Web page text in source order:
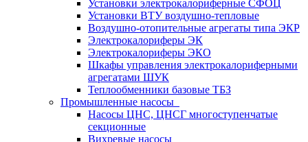
Установки электрокалориферные СФОЦ
Установки ВТУ воздушно-тепловые
Воздушно-отопительные агрегаты типа ЭКР
Электрокалориферы ЭК
Электрокалориферы ЭКО
Шкафы управления электрокалориферными
агрегатами ШУК
Теплообменники базовые ТБЗ
Промышленные насосы
Насосы ЦНС, ЦНСГ многоступенчатые
секционные
Вихревые насосы